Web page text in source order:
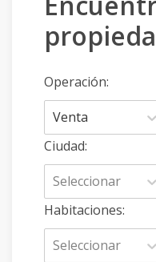
Operación:
Venta
Ciudad:
Seleccionar
Habitaciones:
Seleccionar